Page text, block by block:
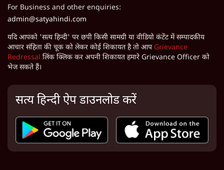
For Business and other enquiries:
admin@satyahindi.com
यदि आपको 'सत्य हिन्दी' पर छपी किसी सामग्री या वीडियो कंटेंट में सम्पादकीय
आचार संहिता की चूक को लेकर कोई शिकायत है तो आप Grievance
Redressal लिंक क्लिक कर अपनी शिकायत हमारे Grievance Officer को
भेज सकते हैं।
सत्य हिन्दी ऐप डाउनलोड करें